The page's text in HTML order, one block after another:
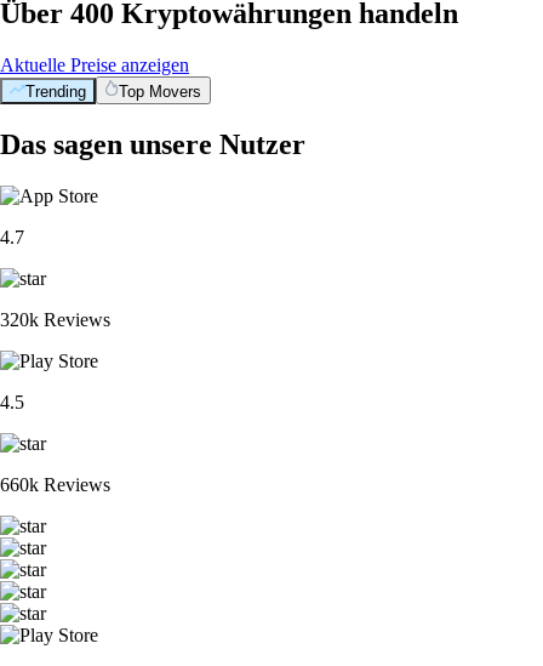
Über 400 Kryptowährungen handeln
Aktuelle Preise anzeigen
Trending Top Movers
Das sagen unsere Nutzer
4.7
320k Reviews
4.5
660k Reviews